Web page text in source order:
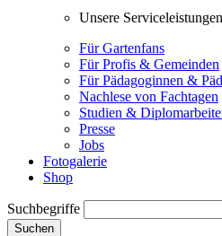
Unsere
Für Gartenfans
Für Profis & Gemeinden
Für Pädagoginnen &
Nachlese von Fachtagen
Studien &
Presse
Jobs
Fotogalerie
Shop
Suchbegriffe
Suchen